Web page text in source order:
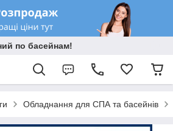
по басейнам!
Обладнання для СПА та басейнів